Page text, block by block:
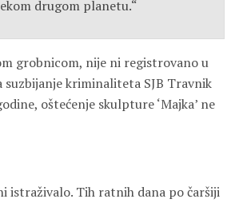
drugom planetu.“
grobnicom, nije ni registrovano u
suzbijanje kriminaliteta SJB Travnik
oštećenje skulpture ‘Majka’ ne
istraživalo. Tih ratnih dana po čaršiji